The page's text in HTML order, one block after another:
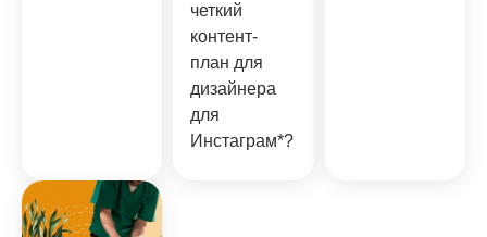
четкий
контент-
план для
дизайнера
для
Инстаграм*?